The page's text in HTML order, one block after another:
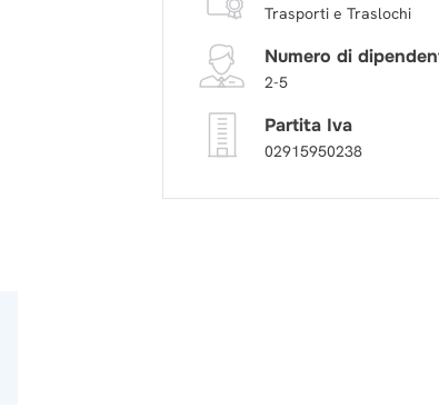
Trasporti e Traslochi
Numero di
2-5
Partita Iva
02915950238